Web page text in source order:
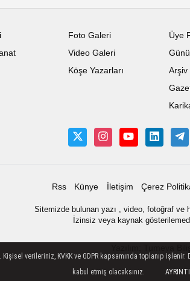
Foto Galeri
Video Galeri
Köşe Yazarları
Üye
Arşiv
Rss Künye İletişim Çerez
Sitemizde bulunan yazı , video, fotoğraf ve
İzinsiz veya kaynak
verileriniz, KVKK ve GDPR kapsamında toplanıp
kabul etmiş olacaksınız.